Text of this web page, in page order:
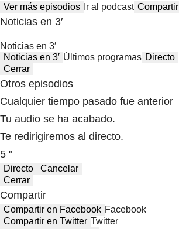
Ver más episodios Ir al podcast Compartir
Noticias en 3′
Noticias en 3′
Noticias en 3′ Últimos programas Directo
Cerrar
Otros episodios
Cualquier tiempo pasado fue anterior
Tu audio se ha acabado.
Te redirigiremos al directo.
5 "
Directo
Cancelar
Cerrar
Compartir
Compartir en Facebook Facebook
Compartir en Twitter Twitter